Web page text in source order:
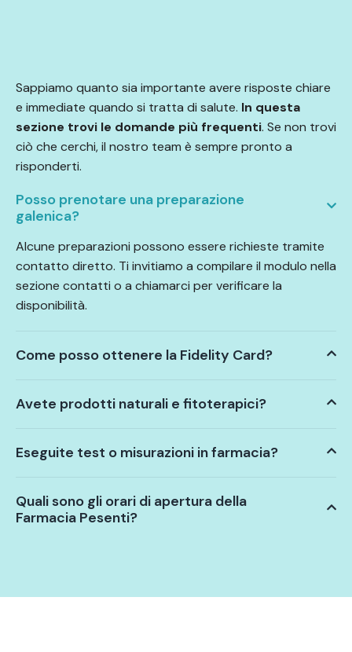
Sappiamo quanto sia importante avere risposte chiare
e immediate quando si tratta di salute. In questa
sezione trovi le domande più frequenti. Se non trovi
ciò che cerchi, il nostro team è sempre pronto a
risponderti.
Posso prenotare una preparazione
galenica?
Alcune preparazioni possono essere richieste tramite
contatto diretto. Ti invitiamo a compilare il modulo nella
sezione contatti o a chiamarci per verificare la
disponibilità.
Come posso ottenere la Fidelity Card?
Avete prodotti naturali e fitoterapici?
Eseguite test o misurazioni in farmacia?
Quali sono gli orari di apertura della
Farmacia Pesenti?